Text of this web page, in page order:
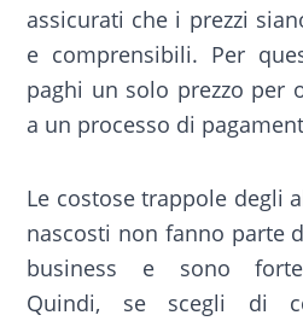
assicurati che i prezzi
e comprensibili. Per
paghi un solo prezzo per
a un processo di
Le costose trappole degli
nascosti non fanno parte
business e sono
Quindi, se scegli di